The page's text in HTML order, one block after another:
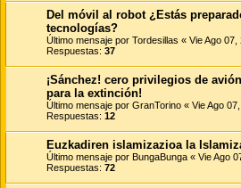
Del móvil al robot ¿Estás
tecnologías?
Último mensaje por Tordesillas « Vie Ago 07,
Respuestas: 37
¡Sánchez! cero privilegios de
para la extinción!
Último mensaje por GranTorino « Vie Ago
Respuestas: 12
Euzkadiren islamizazioa la
Último mensaje por BungaBunga « Vie Ago
Respuestas: 72